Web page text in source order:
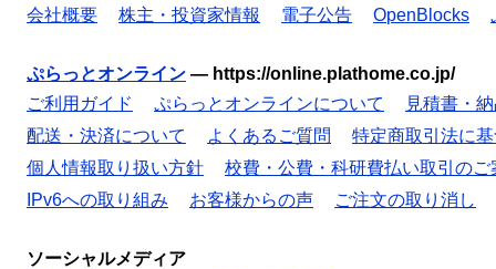
会社概要 株主・投資家情報 電子公告 OpenBlocks
ぷらっとオンライン — https://online.plathome.co.jp/
ご利用ガイド
ぷらっとオンラインについて
見積書・
配送・決済について
よくあるご質問
特定商取引法に
個人情報取り扱い方針
校費・公費・科研費払い取引のご
IPv6への取り組み
お客様からの声 ご注文の取り消し
ソーシャルメディア